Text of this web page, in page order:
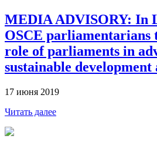
MEDIA ADVISORY: In
OSCE parliamentarians
role of parliaments in
sustainable
17 июня 2019
Читать далее